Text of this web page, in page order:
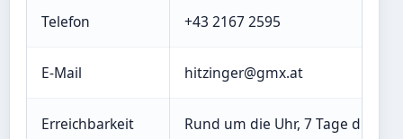
Telefon +43 2167 2595
E-Mail hitzinger@gmx.at
Erreichbarkeit Rund um die Uhr, 7 Tage die